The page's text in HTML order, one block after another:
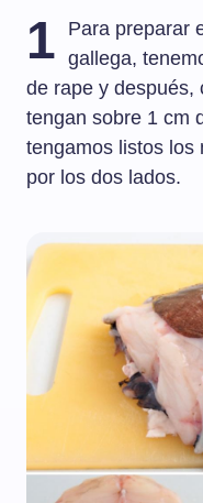
1
Para preparar
gallega,
de rape y después,
tengan sobre 1 cm
tengamos listos los
por los dos lados.